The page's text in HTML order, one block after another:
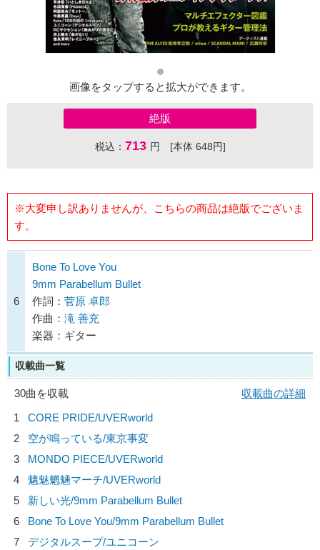
画像をタップすると拡大ができます。
絶版
税込： 713 円 [本体 648円]
※大変申し訳ありませんが、こちらの商品は絶版でございま
す。
6
Bone To Love You
9mm Parabellum Bullet
作詞： 菅原 卓郎
作曲： 滝 善充
楽器：ギター
収載曲一覧
30曲を収載
収載曲の詳細
1
CORE PRIDE/UVERworld
2
空が鳴っている/東京事変
3
MONDO PIECE/UVERworld
4
魑魅魍魎マーチ/UVERworld
5
新しい光/9mm Parabellum Bullet
6
Bone To Love You/9mm Parabellum Bullet
7
デジタルスープ/ユニコーン